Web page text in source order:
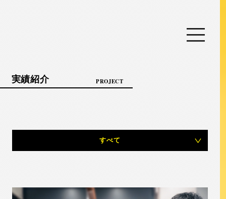
実績紹介 PROJECT
すべて